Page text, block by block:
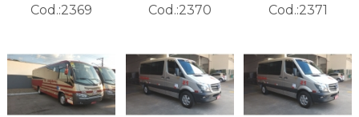
Cod.:2369 Cod.:2370 Cod.:2371